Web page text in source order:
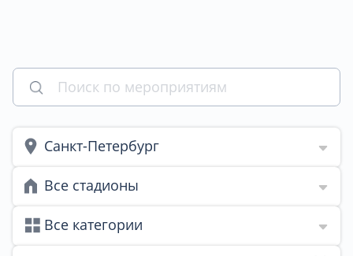
Санкт-Петербург
Все стадионы
Все категории